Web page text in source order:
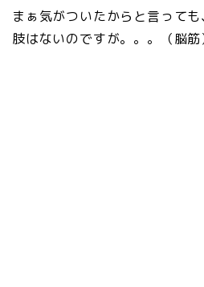
まぁ気がついたからと言って
肢はないのですが。。。（脳筋